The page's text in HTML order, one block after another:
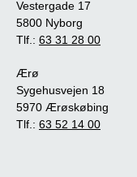
Vestergade 17
5800 Nyborg
Tlf.: 63 31 28 00
Ærø
Sygehusvejen 18
5970 Ærøskøbing
Tlf.: 63 52 14 00